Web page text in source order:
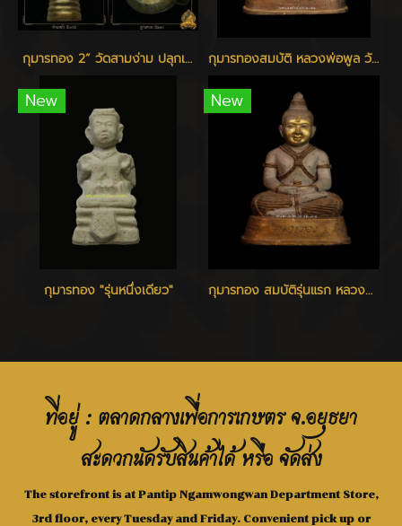
กุมารทอง 2” วัดสามง่าม ปลุกเสก ๑๑ เมษายน ๒๕๖๗ กุมารทองสมบัติ หลวงพ่อพูล วัดไผ่ล้อม
New
กุมารทอง "รุ่นหนึ่งเดียว"
New
กุมารทอง สมบัติรุ่นแรก หลวงพ่อพูล วัดไผ่ล้อม นครปฐม
ที่อยู่ : ตลาดกลางเพื่อการเกษตร จ.อยุธยา
สะดวกนัดรับสินค้าได้ หรือ จัดส่ง
The storefront is at Pantip Ngamwongwan Department Store,
3rd floor, every Tuesday and Friday. Convenient pick up or